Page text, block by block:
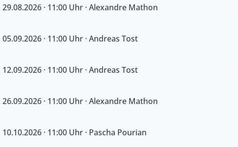
· 11:00 Uhr · Alexandre Mathon
· 11:00 Uhr · Andreas Tost
· 11:00 Uhr · Andreas Tost
· 11:00 Uhr · Alexandre Mathon
· 11:00 Uhr · Pascha Pourian